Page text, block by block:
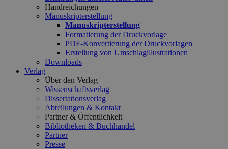
Handreichungen
Manuskripterstellung
Manuskripterstellung
Formatierung der Druckvorlage
PDF-Konvertierung der Druckvorlagen
Erstellung von Umschlagillustrationen
Downloads
Verlag
Über den Verlag
Wissenschaftsverlag
Dissertationsverlag
Abteilungen & Kontakt
Partner & Öffentlichkeit
Bibliotheken & Buchhandel
Partner
Presse